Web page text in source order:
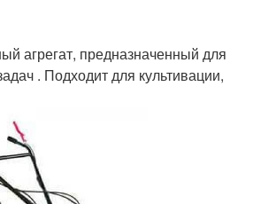
агрегат, предназначенный для
. Подходит для культивации,